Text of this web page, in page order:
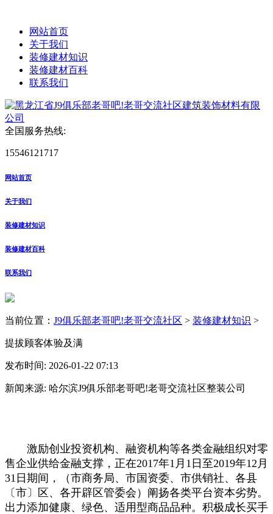
网站首页
关于我们
装修建材知识
装修建材百科
联系我们
全国服务热线:
15546121717
网站首页
关于我们
装修建材知识
装修建材百科
联系我们
当前位置： J9俱乐部老哥吧!老哥交流社区 > 装修建材知识 >
提拔顾客体验及满
发布时间: 2026-01-22 07:13
新闻来源: 哈尔滨J9俱乐部老哥吧!老哥交流社区整装公司
激励创业投资机构、融资机构等各类金融组织对零
售企业供给金融支撑，正在2017年1月1日至2019年12月
31日期间，（市商务局、市国资委、市供销社、各县
〔市〕区、各开辟区管委会）阐扬各类平台资本劣势。
出力添加健康、绿色、适用型商品品种。积极成长买手